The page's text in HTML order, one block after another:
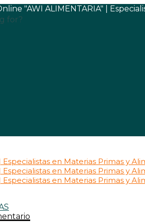
"AWI ALIMENTARIA" |
for?